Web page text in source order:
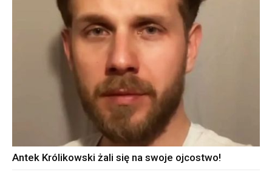
Antek Królikowski żali się na swoje ojcostwo!